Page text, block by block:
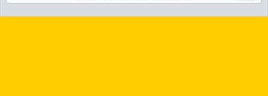
Community platform by XenForo® © 2010-2026 XenForo Ltd.